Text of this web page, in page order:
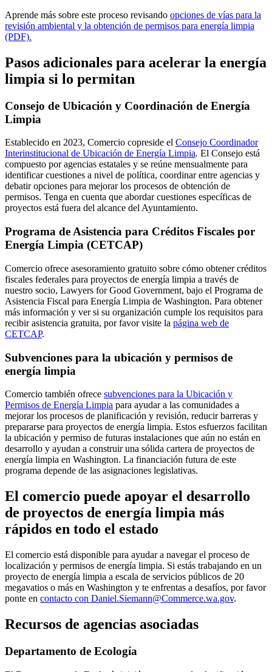
Aprende más sobre este proceso revisando opciones de vías para la
revisión ambiental y la obtención de permisos para energía limpia
(PDF).
Pasos adicionales para acelerar la energía
limpia si lo permitan
Consejo de Ubicación y Coordinación de Energía
Limpia
Establecido en 2023, Comercio copreside el Consejo Coordinador
Interinstitucional de Ubicación de Energía Limpia. El Consejo está
compuesto por agencias estatales y se reúne mensualmente para
identificar cuestiones a nivel de política, coordinar entre agencias y
debatir opciones para mejorar los procesos de obtención de
permisos. Tenga en cuenta que abordar cuestiones específicas de
proyectos está fuera del alcance del Ayuntamiento.
Programa de Asistencia para Créditos Fiscales por
Energía Limpia (CETCAP)
Comercio ofrece asesoramiento gratuito sobre cómo obtener créditos
fiscales federales para proyectos de energía limpia a través de
nuestro socio, Lawyers for Good Government, bajo el Programa de
Asistencia Fiscal para Energía Limpia de Washington. Para obtener
más información y ver si su organización cumple los requisitos para
recibir asistencia gratuita, por favor visite la página web de
CETCAP.
Subvenciones para la ubicación y permisos de
energía limpia
Comercio también ofrece subvenciones para la Ubicación y
Permisos de Energía Limpia para ayudar a las comunidades a
mejorar los procesos de planificación y revisión, reducir barreras y
prepararse para proyectos de energía limpia. Estos esfuerzos facilitan
la ubicación y permiso de futuras instalaciones que aún no están en
desarrollo y ayudan a construir una sólida cartera de proyectos de
energía limpia en Washington. La financiación futura de este
programa depende de las asignaciones legislativas.
El comercio puede apoyar el desarrollo
de proyectos de energía limpia más
rápidos en todo el estado
El comercio está disponible para ayudar a navegar el proceso de
localización y permisos de energía limpia. Si estás trabajando en un
proyecto de energía limpia a escala de servicios públicos de 20
megavatios o más en Washington y te enfrentas a desafíos, por favor
ponte en contacto con Daniel.Siemann@Commerce.wa.gov.
Recursos de agencias asociadas
Departamento de Ecología